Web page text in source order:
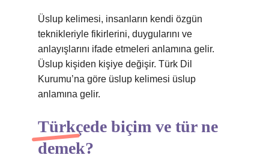
Üslup kelimesi, insanların kendi özgün
teknikleriyle fikirlerini, duygularını ve
anlayışlarını ifade etmeleri anlamına gelir.
Üslup kişiden kişiye değişir. Türk Dil
Kurumu’na göre üslup kelimesi üslup
anlamına gelir.
Türkçede biçim ve tür ne
demek?